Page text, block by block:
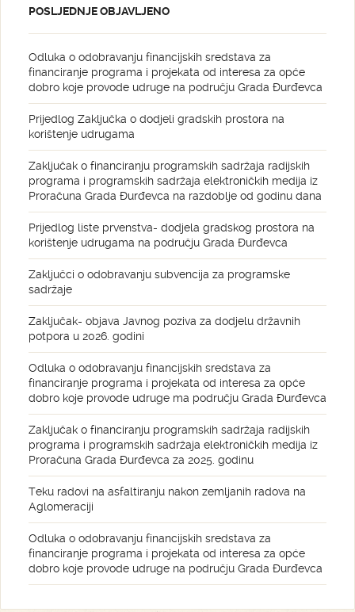
POSLJEDNJE OBJAVLJENO
Odluka o odobravanju financijskih sredstava za
financiranje programa i projekata od interesa za opće
dobro koje provode udruge na području Grada Đurđevca
Prijedlog Zaključka o dodjeli gradskih prostora na
korištenje udrugama
Zaključak o financiranju programskih sadržaja radijskih
programa i programskih sadržaja elektroničkih medija iz
Proračuna Grada Đurđevca na razdoblje od godinu dana
Prijedlog liste prvenstva- dodjela gradskog prostora na
korištenje udrugama na području Grada Đurđevca
Zaključci o odobravanju subvencija za programske
sadržaje
Zaključak- objava Javnog poziva za dodjelu državnih
potpora u 2026. godini
Odluka o odobravanju financijskih sredstava za
financiranje programa i projekata od interesa za opće
dobro koje provode udruge ma području Grada Đurđevca
Zaključak o financiranju programskih sadržaja radijskih
programa i programskih sadržaja elektroničkih medija iz
Proračuna Grada Đurđevca za 2025. godinu
Teku radovi na asfaltiranju nakon zemljanih radova na
Aglomeraciji
Odluka o odobravanju financijskih sredstava za
financiranje programa i projekata od interesa za opće
dobro koje provode udruge na području Grada Đurđevca